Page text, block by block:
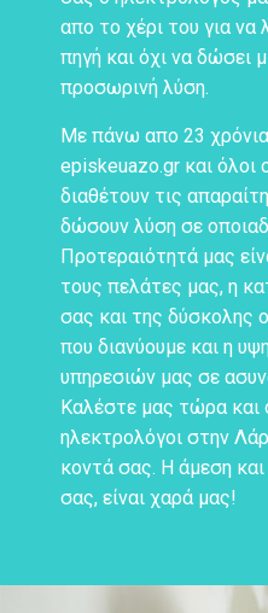
απο το χέρι του για
πηγή και όχι να δώσει
προσωρινή λύση.
Με πάνω απο 23 χρόνια
episkeuazo.gr και όλοι
διαθέτουν τις
δώσουν λύση σε
Προτεραιότητά μας
τους πελάτες μας, η
σας και της δύσκολης
που διανύουμε και η
υπηρεσιών μας σε
Καλέστε μας τώρα και
ηλεκτρολόγοι στην
κοντά σας. Η άμεση
σας, είναι χαρά μας!